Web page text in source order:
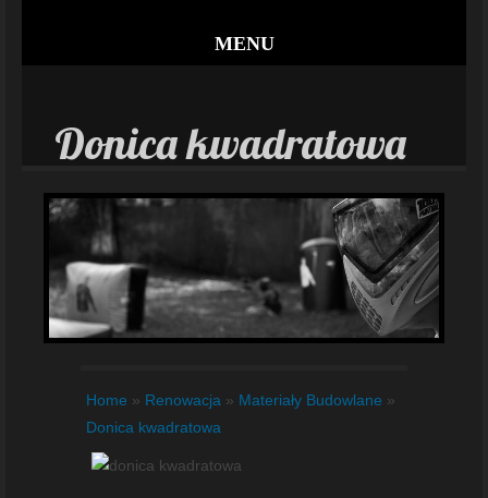
MENU
Donica kwadratowa
Home » Renowacja » Materiały Budowlane »
Donica kwadratowa